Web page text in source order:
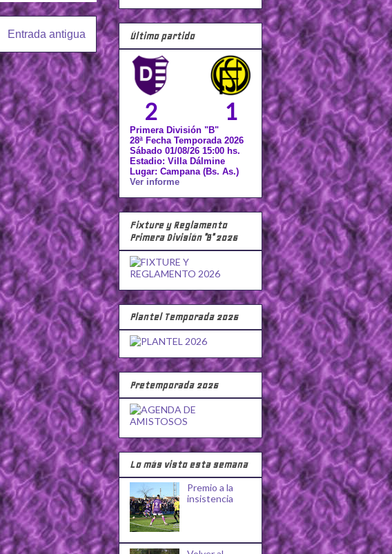
Entrada antigua Último partido
2 1
Primera División "B"
28ª Fecha Temporada 2026
Sábado 01/08/26 15:00 hs.
Estadio: Villa Dálmine
Lugar: Campana (Bs. As.)
Ver informe
Fixture y Reglamento
Primera División "B" 2026
Plantel Temporada 2026
Pretemporada 2026
Lo más visto esta semana
Premio a la
insistencia